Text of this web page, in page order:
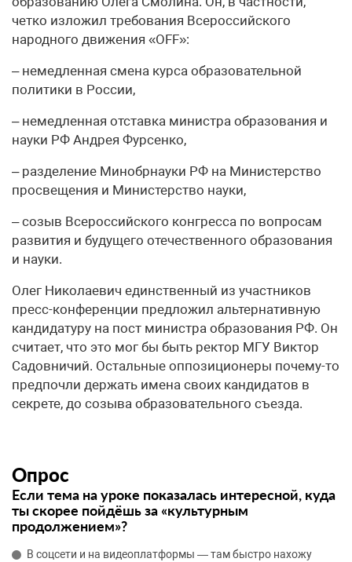
четко изложил требования Всероссийского
народного движения «OFF»:
– немедленная смена курса образовательной
политики в России,
– немедленная отставка министра образования и
науки РФ Андрея Фурсенко,
– разделение Минобрнауки РФ на Министерство
просвещения и Министерство науки,
– созыв Всероссийского конгресса по вопросам
развития и будущего отечественного образования
и науки.
Олег Николаевич единственный из участников
пресс-конференции предложил альтернативную
кандидатуру на пост министра образования РФ. Он
считает, что это мог бы быть ректор МГУ Виктор
Садовничий. Остальные оппозиционеры почему-то
предпочли держать имена своих кандидатов в
секрете, до созыва образовательного съезда.
Опрос
Если тема на уроке показалась интересной, куда
ты скорее пойдёшь за «культурным
продолжением»?
В соцсети и на видеоплатформы — там быстро нахожу